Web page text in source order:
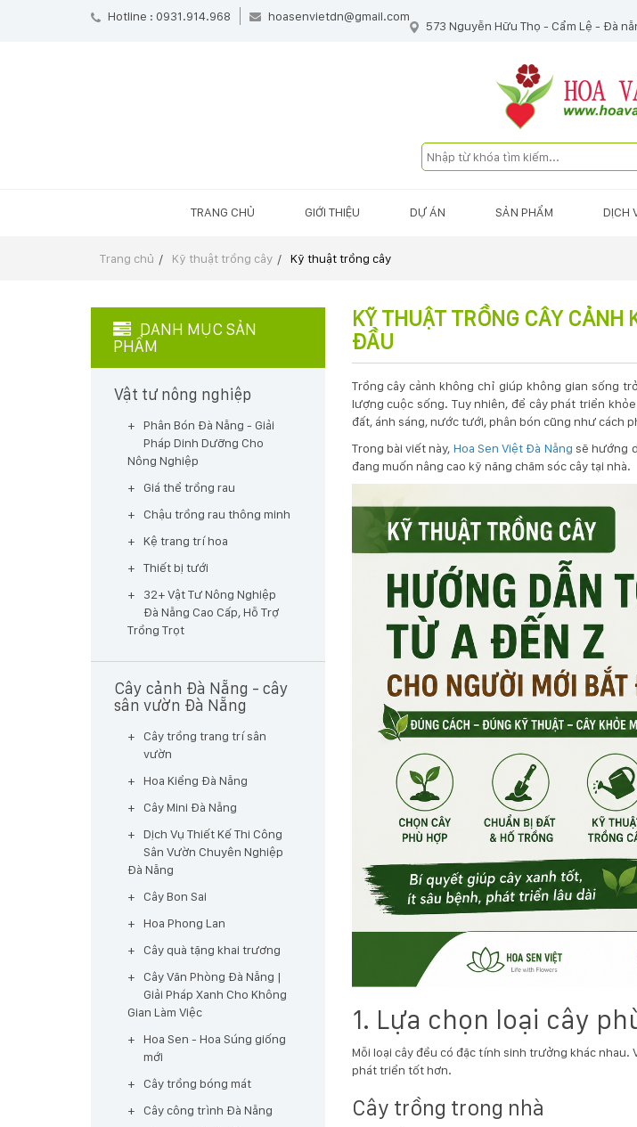
Hotline : 0931.914.968 hoasenvietdn@gmail.com
573 Nguyễn Hữu Thọ - Cẩm Lệ - Đà
TRANG CHỦ GIỚI THIỆU DỰ ÁN SẢN PHẨM DỊCH
Trang chủ Kỹ thuật trồng cây Kỹ thuật trồng cây
DANH MỤC SẢN
PHẨM
Vật tư nông nghiệp
Phân Bón Đà Nẵng - Giải
Pháp Dinh Dưỡng Cho
Nông Nghiệp
Giá thể trồng rau
Chậu trồng rau thông minh
Kệ trang trí hoa
Thiết bị tưới
32+ Vật Tư Nông Nghiệp
Đà Nẵng Cao Cấp, Hỗ Trợ
Trồng Trọt
Cây cảnh Đà Nẵng - cây
sân vườn Đà Nẵng
Cây trồng trang trí sân
vườn
Hoa Kiểng Đà Nẵng
Cây Mini Đà Nẵng
Dịch Vụ Thiết Kế Thi Công
Sân Vườn Chuyên Nghiệp
Đà Nẵng
Cây Bon Sai
Hoa Phong Lan
Cây quà tặng khai trương
Cây Văn Phòng Đà Nẵng |
Giải Pháp Xanh Cho Không
Gian Làm Việc
Hoa Sen - Hoa Súng giống
mới
Cây trồng bóng mát
Cây công trình Đà Nẵng
KỸ THUẬT TRỒNG CÂY CẢNH
ĐẦU
Trồng cây cảnh không chỉ giúp không gian sống
lượng cuộc sống. Tuy nhiên, để cây phát triển
đất, ánh sáng, nước tưới, phân bón cũng như cách
Trong bài viết này, Hoa Sen Việt Đà Nẵng sẽ hướng
đang muốn nâng cao kỹ năng chăm sóc cây tại nhà.
1. Lựa chọn loại cây
Mỗi loại cây đều có đặc tính sinh trưởng khác
phát triển tốt hơn.
Cây trồng trong nhà